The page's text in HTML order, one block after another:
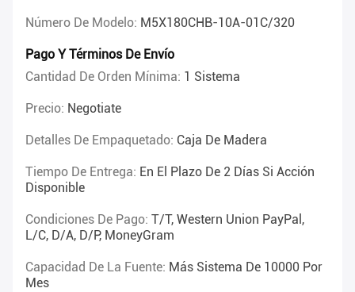
Número De Modelo: M5X180CHB-10A-01C/320
Pago Y Términos De Envío
Cantidad De Orden Mínima: 1 Sistema
Precio: Negotiate
Detalles De Empaquetado: Caja De Madera
Tiempo De Entrega: En El Plazo De 2 Días Si Acción
Disponible
Condiciones De Pago: T/T, Western Union PayPal,
L/C, D/A, D/P, MoneyGram
Capacidad De La Fuente: Más Sistema De 10000 Por
Mes